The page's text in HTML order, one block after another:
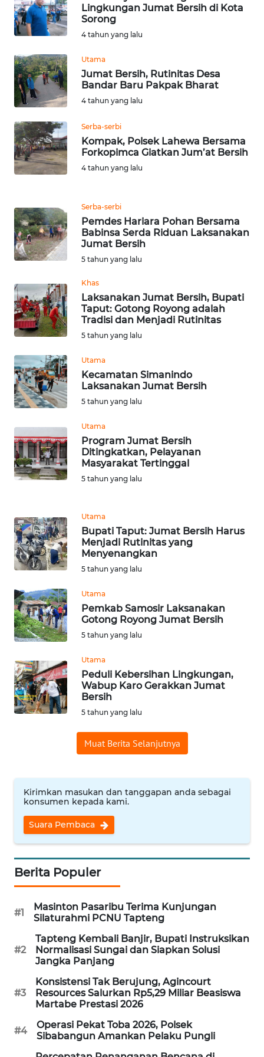
Lingkungan Jumat Bersih di Kota
Sorong
4 tahun yang lalu
Utama
Jumat Bersih, Rutinitas Desa
Bandar Baru Pakpak Bharat
4 tahun yang lalu
Serba-serbi
Kompak, Polsek Lahewa Bersama
Forkopimca Giatkan Jum’at Bersih
4 tahun yang lalu
Serba-serbi
Pemdes Hariara Pohan Bersama
Babinsa Serda Riduan Laksanakan
Jumat Bersih
5 tahun yang lalu
Khas
Laksanakan Jumat Bersih, Bupati
Taput: Gotong Royong adalah
Tradisi dan Menjadi Rutinitas
5 tahun yang lalu
Utama
Kecamatan Simanindo
Laksanakan Jumat Bersih
5 tahun yang lalu
Utama
Program Jumat Bersih
Ditingkatkan, Pelayanan
Masyarakat Tertinggal
5 tahun yang lalu
Utama
Bupati Taput: Jumat Bersih Harus
Menjadi Rutinitas yang
Menyenangkan
5 tahun yang lalu
Utama
Pemkab Samosir Laksanakan
Gotong Royong Jumat Bersih
5 tahun yang lalu
Utama
Peduli Kebersihan Lingkungan,
Wabup Karo Gerakkan Jumat
Bersih
5 tahun yang lalu
Muat Berita Selanjutnya
Kirimkan masukan dan tanggapan anda sebagai
konsumen kepada kami.
Suara Pembaca
Berita Populer
#1
Masinton Pasaribu Terima Kunjungan
Silaturahmi PCNU Tapteng
#2
Tapteng Kembali Banjir, Bupati Instruksikan
Normalisasi Sungai dan Siapkan Solusi
Jangka Panjang
#3
Konsistensi Tak Berujung, Agincourt
Resources Salurkan Rp5,29 Miliar Beasiswa
Martabe Prestasi 2026
#4
Operasi Pekat Toba 2026, Polsek
Sibabangun Amankan Pelaku Pungli
WN
WN
JOGJA
JATIM
WN
BALI
KALBAR
WN
KALTENG
WN
KALTARA
WN
WN
KALTIM
WN
GORONTALO
SULUT
WN
MALUKU
WN
MALUT
WN
WN
DANAU
TOBA
LANGKAT
WN
LESUNG
WN
KARO
WN
SIMALUNGUN
WN
LABUHANBATU